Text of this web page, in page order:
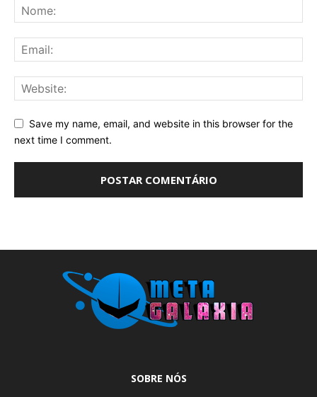
Save my name, email, and website in this browser for the
next time I comment.
SOBRE NÓS